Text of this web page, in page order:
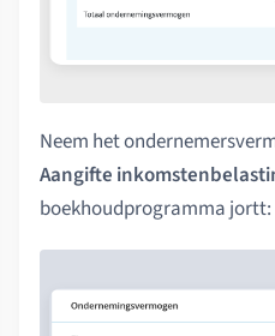
Neem het
Aangifte
boekhoudprogramma jortt: